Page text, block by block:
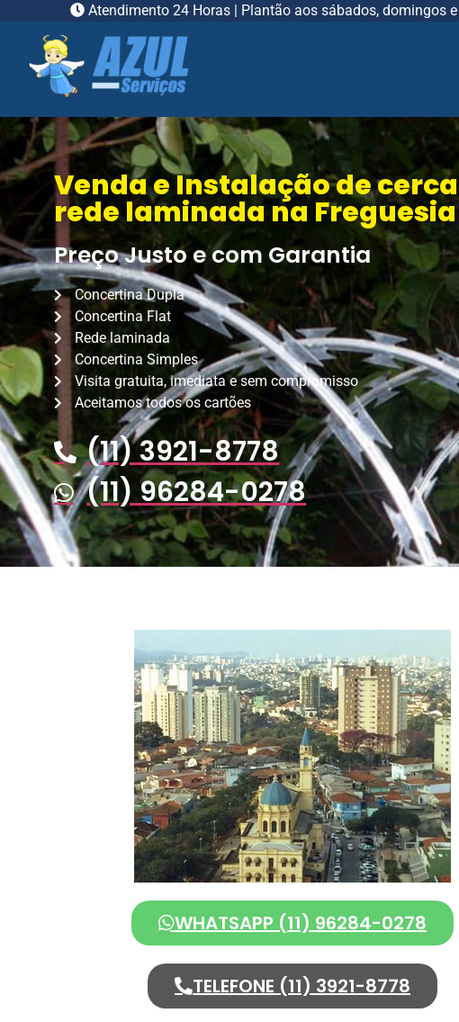
Atendimento 24 Horas | Plantão aos sábados, domingos
Venda e Instalação de
rede laminada na Freguesia
Preço Justo e com Garantia
Concertina Dupla
Concertina Flat
Rede laminada
Concertina Simples
Visita gratuita, imediata e sem compromisso
Aceitamos todos os cartões
(11) 3921-8778
(11) 96284-0278
WHATSAPP (11) 96284-0278
TELEFONE (11) 3921-8778